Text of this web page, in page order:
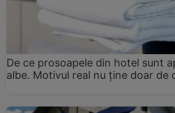
De ce prosoapele din hotel sunt
albe. Motivul real nu ține doar de